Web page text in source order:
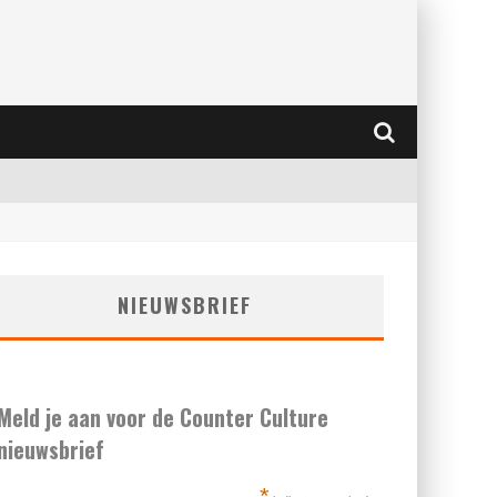
NIEUWSBRIEF
je aan voor de Counter Culture